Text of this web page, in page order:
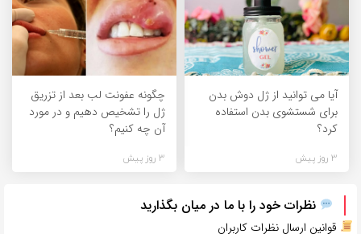
آیا می توانید از ژل دوش بدن
برای شستشوی بدن استفاده
کرد؟
3 روز پیش
چگونه عفونت لب بعد از تزریق
ژل را تشخیص دهیم و در مورد
آن چه کنیم؟
3 روز پیش
نظرات خود را با ما در میان بگذارید
قوانین ارسال نظرات کاربران